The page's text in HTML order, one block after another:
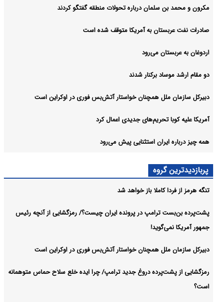
مکرون و محمد بن سلمان درباره تحولات منطقه گفتگو کردند
صادرات نفت عربستان به آمریکا متوقف شده است
اردوغان به عربستان می‌رود
دو مقام ارشد موساد برکنار شدند
دبیرکل سازمان ملل همچنان خواستار آتش‌بس فوری در اوکراین است
آمریکا علیه کوبا تحریم‌های جدیدی اعمال کرد
همه چیز درباره ایران استثنایی پیش می‌رود
پربازدیدترین گروه
تنگه هرمز از فردا کاملا باز خواهد شد
پشت‌پرده بن‌بست ترامپ در پرونده ایران چیست؟/ رمزگشایی از آنچه رئیس
جمهور آمریکا نمی‌گوید!
دبیرکل سازمان ملل همچنان خواستار آتش‌بس فوری در اوکراین است
رمزگشایی از پشت‌پرده دروغ جدید ترامپ/ چرا ایده خلع سلاح حماس متوهمانه
است؟